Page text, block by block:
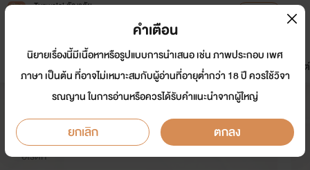
Tunwalai ธัญวลัย
หน้าแรก นิยาย อีบุ๊ก การ์ตูน
มาใหม่
ดรีมแชท ธัญลิสต์
คุณยอดผาผู้แสนเปราะบาง(?)
นักเขียน: เปรตนะรู้ยัง ?
อีโรติก
คำเตือน
นิยายเรื่องนี้มีเนื้อหาหรือรูปแบบการนำเสนอ เช่น ภาพประกอบ เพศ
ภาษา เป็นต้น ที่อาจไม่เหมาะสมกับผู้อ่านที่อายุต่ำกว่า 18 ปี ควรใช้วิจา
รณญาน ในการอ่านหรือควรได้รับคำแนะนำจากผู้ใหญ่
ยกเลิก ตกลง